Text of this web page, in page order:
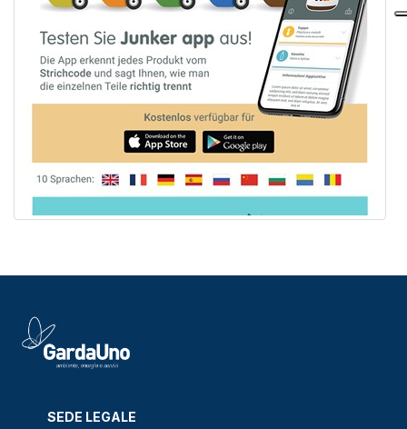
SEDE LEGALE